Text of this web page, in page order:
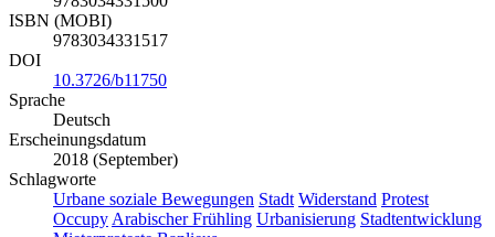
ISBN (MOBI)
9783034331517
DOI
10.3726/b11750
Sprache
Deutsch
Erscheinungsdatum
2018 (September)
Schlagworte
Urbane soziale Bewegungen Stadt Widerstand Protest
Occupy Arabischer Frühling Urbanisierung Stadtentwicklung